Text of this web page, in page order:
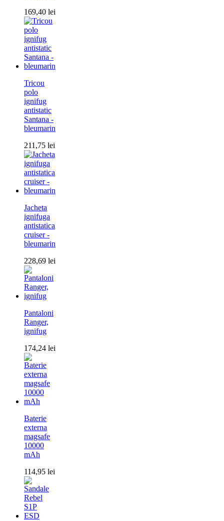
169,40 lei
Tricou
polo
ignifug
antistatic
Santana -
bleumarin
211,75 lei
Jacheta
ignifuga
antistatica
cruiser -
bleumarin
228,69 lei
Pantaloni
Ranger,
ignifug
174,24 lei
Baterie
externa
magsafe
10000
mAh
114,95 lei